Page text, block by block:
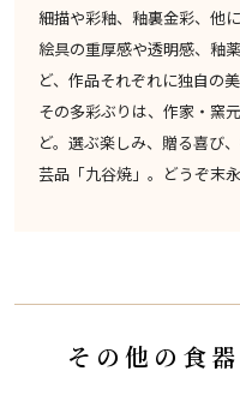
細描や彩釉、釉裏金彩、他
絵具の重厚感や透明感、釉
ど、作品それぞれに独自の美
その多彩ぶりは、作家・窯
ど。選ぶ楽しみ、贈る喜び
芸品「九谷焼」。どうぞ末
その他の食